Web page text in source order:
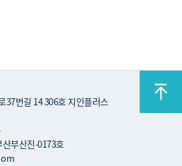
37번길 14 306호 지인플러스
부산진-0173호